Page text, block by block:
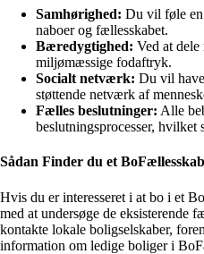
Samhørighed: Du vil føle
naboer og fællesskabet.
Bæredygtighed: Ved at dele
miljømæssige fodaftryk.
Socialt netværk: Du vil
støttende netværk af
Fælles beslutninger: Alle
beslutningsprocesser,
Sådan Finder du et
Hvis du er interesseret i at bo i et
med at undersøge de eksisterende
kontakte lokale boligselskaber,
information om ledige boliger i